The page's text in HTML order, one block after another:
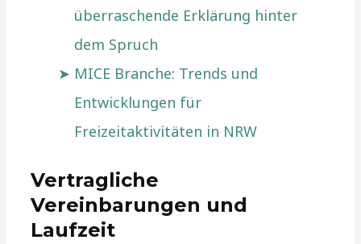
überraschende Erklärung hinter
dem Spruch
MICE Branche: Trends und
Entwicklungen für
Freizeitaktivitäten in NRW
Vertragliche
Vereinbarungen und
Laufzeit